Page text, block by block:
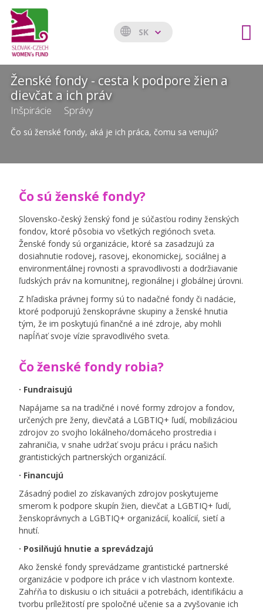
SK
Ženské fondy - cesta k podpore žien a
dievčat a ich práv
Inšpirácie Správy
Čo sú ženské fondy, aká je ich práca, čomu sa venujú?
Čo sú ženské fondy?
Slovensko-český ženský fond je súčasťou rodiny ženských
fondov, ktoré pôsobia vo všetkých regiónoch sveta.
Ženské fondy sú organizácie, ktoré sa zasadzujú za
dosiahnutie rodovej, rasovej, ekonomickej, sociálnej a
environmentálnej rovnosti a spravodlivosti a dodržiavanie
ľudských práv na komunitnej, regionálnej i globálnej úrovni.
Z hľadiska právnej formy sú to nadačné fondy či nadácie,
ktoré podporujú ženskoprávne skupiny a ženské hnutia
tým, že im poskytujú finančné a iné zdroje, aby mohli
napĺňať svoje vízie spravodlivého sveta.
Čo ženské fondy robia?
· Fundraisujú
Napájame sa na tradičné i nové formy zdrojov a fondov,
určených pre ženy, dievčatá a LGBTIQ+ ľudí, mobilizáciou
zdrojov zo svojho lokálneho/domáceho prostredia i
zahraničia, v snahe udržať svoju prácu i prácu našich
grantistických partnerských organizácií.
· Financujú
Zásadný podiel zo získavaných zdrojov poskytujeme
smerom k podpore skupín žien, dievčat a LGBTIQ+ ľudí,
ženskoprávnych a LGBTIQ+ organizácií, koalícií, sietí a
hnutí.
· Posilňujú hnutie a sprevádzajú
Ako ženské fondy sprevádzame grantistické partnerské
organizácie v podpore ich práce v ich vlastnom kontexte.
Zahŕňa to diskusiu o ich situácii a potrebách, identifikáciu a
tvorbu príležitostí pre spoločné učenie sa a zvyšovanie ich